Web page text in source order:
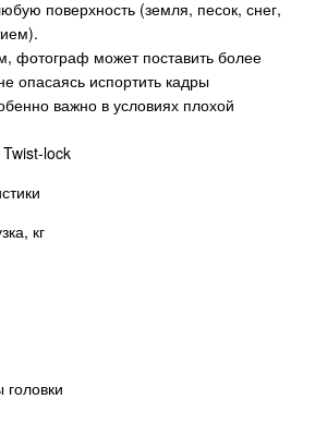
поверхность (земля, песок, снег,
фотограф может поставить более
опасаясь испортить кадры
важно в условиях плохой
lock
кг